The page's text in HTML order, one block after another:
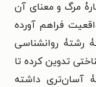
مرگ و معنای آن
فراهم آورده
رشتۀ روانشناسی
تدوین کرده تا
آسان‌تری داشته